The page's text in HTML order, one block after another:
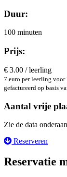
Duur:
100 minuten
Prijs:
€ 3.00 / leerling
7 euro per leerling
gefactureerd op basis
Aantal vrije
Zie de data onderaan
Reserveren
Reservatie